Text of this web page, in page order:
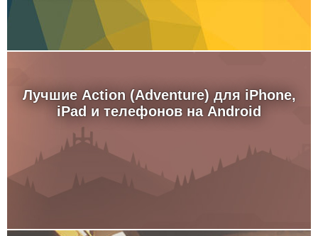
Лучшие Action (Adventure) для iPhone,
iPad и телефонов на Android